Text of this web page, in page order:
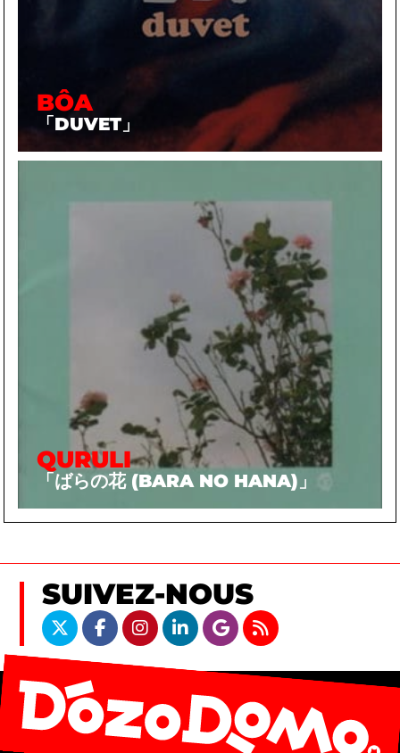
BÔA
「DUVET」
QURULI
「ばらの花 (BARA NO HANA)」
SUIVEZ-NOUS